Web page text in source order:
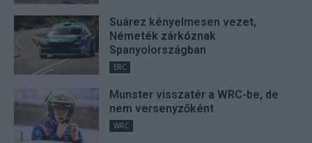
Suárez kényelmesen vezet,
Németék zárkóznak
Spanyolországban
ERC
Munster visszatér a WRC-be, de
nem versenyzőként
WRC